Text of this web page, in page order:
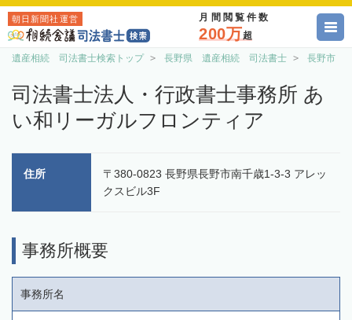
朝日新聞社運営 月間閲覧件数
200万超
遺産相続 司法書士検索トップ 長野県 遺産相続 司法書士 長野市
司法書士法人・行政書士事務所 あ
い和リーガルフロンティア
住所
〒380-0823 長野県長野市南千歳1-3-3 アレッ
クスビル3F
事務所概要
事務所名